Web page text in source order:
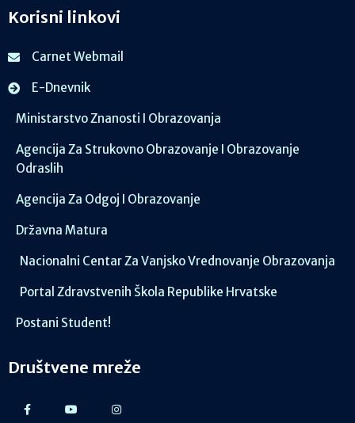
Korisni linkovi
Carnet Webmail
E-Dnevnik
Ministarstvo Znanosti I Obrazovanja
Agencija Za Strukovno Obrazovanje I Obrazovanje
Odraslih
Agencija Za Odgoj I Obrazovanje
Državna Matura
Nacionalni Centar Za Vanjsko Vrednovanje Obrazovanja
Portal Zdravstvenih Škola Republike Hrvatske
Postani Student!
Društvene mreže